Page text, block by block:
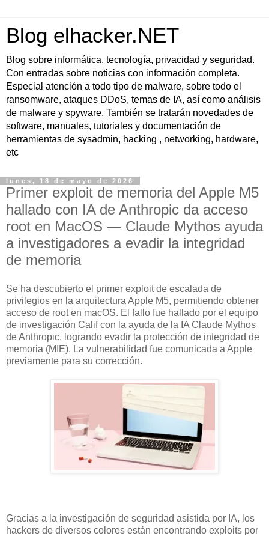
Blog elhacker.NET
Blog sobre informática, tecnología, privacidad y seguridad.
Con entradas sobre noticias con información completa.
Especial atención a todo tipo de malware, sobre todo el
ransomware, ataques DDoS, temas de IA, así como análisis
de malware y spyware. También se tratarán novedades de
software, manuales, tutoriales y documentación de
herramientas de sysadmin, hacking , networking, hardware,
etc
lunes, 18 de mayo de 2026
Primer exploit de memoria del Apple M5
hallado con IA de Anthropic da acceso
root en MacOS — Claude Mythos ayuda
a investigadores a evadir la integridad
de memoria
Se ha descubierto el primer exploit de escalada de
privilegios en la arquitectura Apple M5, permitiendo obtener
acceso de root en macOS. El fallo fue hallado por el equipo
de investigación Calif con la ayuda de la IA Claude Mythos
de Anthropic, logrando evadir la protección de integridad de
memoria (MIE). La vulnerabilidad fue comunicada a Apple
previamente para su corrección.
Gracias a la investigación de seguridad asistida por IA, los
hackers de diversos colores están encontrando exploits por